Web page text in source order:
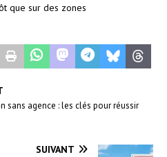
que sur des zones
sans agence : les clés pour réussir
SUIVANT